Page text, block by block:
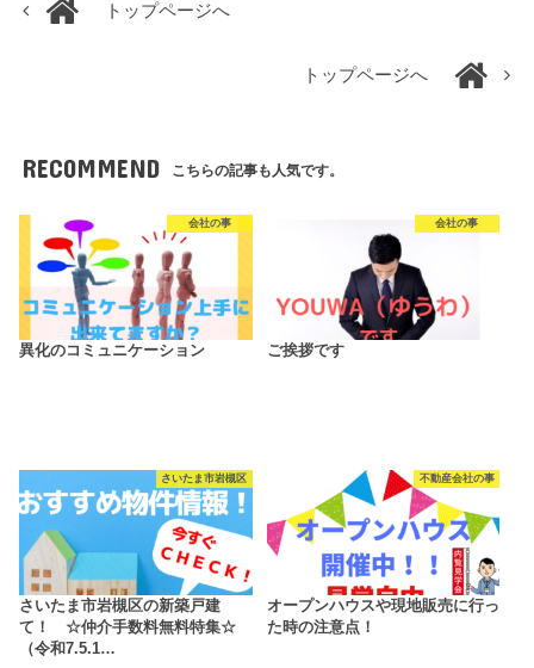
トップページへ
トップページへ
RECOMMEND こちらの記事も人気です。
会社の事
異化のコミュニケーション
会社の事
ご挨拶です
さいたま市岩槻区
さいたま市岩槻区の新築戸建
て！ ☆仲介手数料無料特集☆
（令和7.5.1…
不動産会社の事
オープンハウスや現地販売に行っ
た時の注意点！